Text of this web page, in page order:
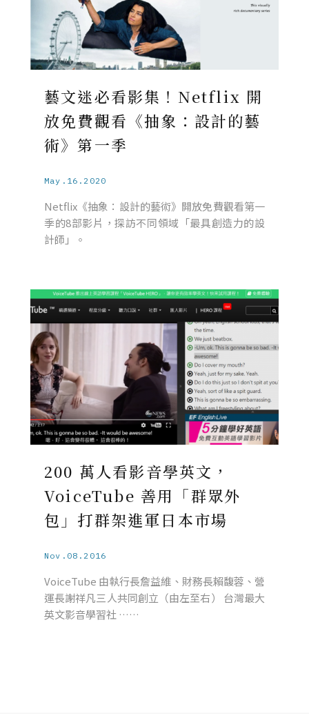
藝文迷必看影集！Netflix 開
放免費觀看《抽象：設計的藝
術》第一季
May.16.2020
Netflix《抽象：設計的藝術》開放免費觀看第一
季的8部影片，探訪不同領域「最具創造力的設
計師」。
200 萬人看影音學英文，
VoiceTube 善用「群眾外
包」打群架進軍日本市場
Nov.08.2016
VoiceTube 由執行長詹益維、財務長賴馥蓉、營
運長謝祥凡三人共同創立（由左至右） 台灣最大
英文影音學習社 ……